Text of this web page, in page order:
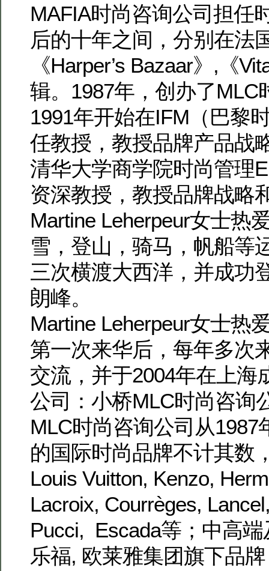
MAFIA时尚咨询公司担任
后的十年之间，分别在法
《Harper’s Bazaar》,《
辑。1987年，创办了MLC
1991年开始在IFM（巴黎
任教授，教授品牌产品战
清华大学商学院时尚管理
资深教授，教授品牌战略
Martine Leherpeur女士热
雪，登山，骑马，帆船等
三次横渡大西洋，并成功
朗峰。
Martine Leherpeur女士热
第一次来华后，每年多次
交流，并于2004年在上海
公司：小桥MLC时尚咨询
MLC时尚咨询公司从1987
的国际时尚品牌不计其数
Louis Vuitton, Kenzo,
Lacroix, Courrèges,
Pucci, Escada等；中高
乐福, 欧莱雅集团旗下品